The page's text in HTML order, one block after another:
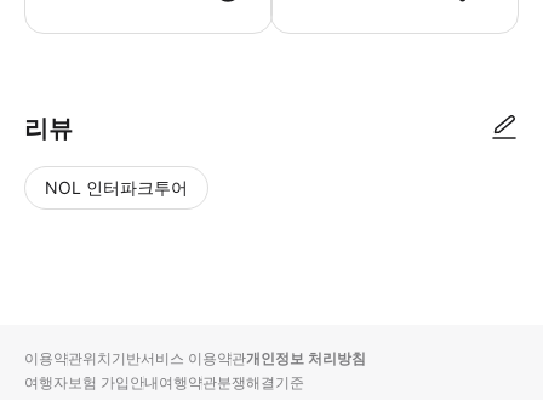
리뷰
NOL 인터파크투어
입니
다.
순
상
이용약관위치기반서비스 이용약관개인정보 처리방침
여행자보험 가입안내여행약관분쟁해결기준